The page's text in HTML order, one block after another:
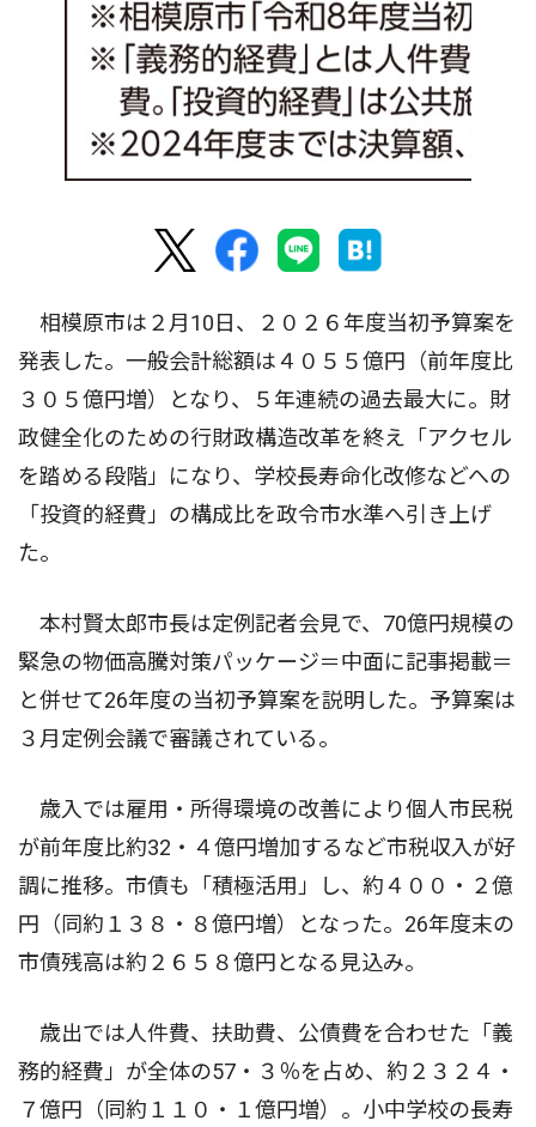
相模原市は２月10日、２０２６年度当初予算案を
発表した。一般会計総額は４０５５億円（前年度比
３０５億円増）となり、５年連続の過去最大に。財
政健全化のための行財政構造改革を終え「アクセル
を踏める段階」になり、学校長寿命化改修などへの
「投資的経費」の構成比を政令市水準へ引き上げ
た。
本村賢太郎市長は定例記者会見で、70億円規模の
緊急の物価高騰対策パッケージ＝中面に記事掲載＝
と併せて26年度の当初予算案を説明した。予算案は
３月定例会議で審議されている。
歳入では雇用・所得環境の改善により個人市民税
が前年度比約32・４億円増加するなど市税収入が好
調に推移。市債も「積極活用」し、約４００・２億
円（同約１３８・８億円増）となった。26年度末の
市債残高は約２６５８億円となる見込み。
歳出では人件費、扶助費、公債費を合わせた「義
務的経費」が全体の57・３％を占め、約２３２４・
７億円（同約１１０・１億円増）。小中学校の長寿